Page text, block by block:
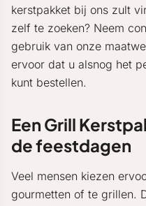
kerstpakket bij ons zult
zelf te zoeken? Neem
gebruik van onze
ervoor dat u alsnog het
kunt bestellen.
Een Grill
de feestdagen
Veel mensen kiezen
gourmetten of te grillen.